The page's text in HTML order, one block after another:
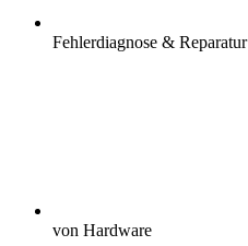
Fehlerdiagnose & Reparatur
von Hardware